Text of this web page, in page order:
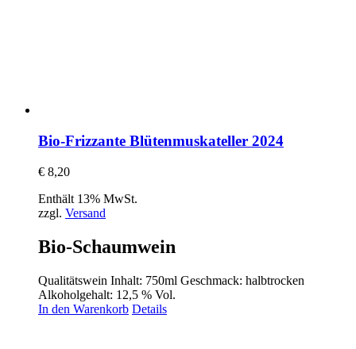
Bio-Frizzante Blütenmuskateller 2024
€ 8,20
Enthält 13% MwSt.
zzgl. Versand
Bio-Schaumwein
Qualitätswein Inhalt: 750ml Geschmack: halbtrocken
Alkoholgehalt: 12,5 % Vol.
In den Warenkorb Details